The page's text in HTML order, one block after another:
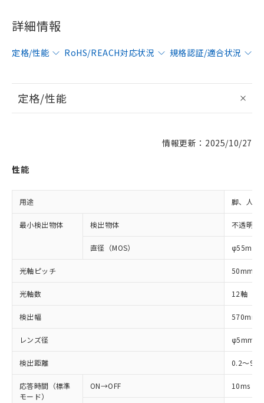
詳細情報
定格/性能 RoHS/REACH対応状況 規格認証/適合状況
定格/性能
情報更新：2025/10/27
性能
用途 脚、人体
最小検出物体 検出物体 不透明体
直径（MOS） φ55mm
光軸ピッチ 50mm
光軸数 12軸
検出幅 570mm
レンズ径 φ5mm
検出距離 0.2～9m
応答時間（標準
モード）
ON→OFF 10ms